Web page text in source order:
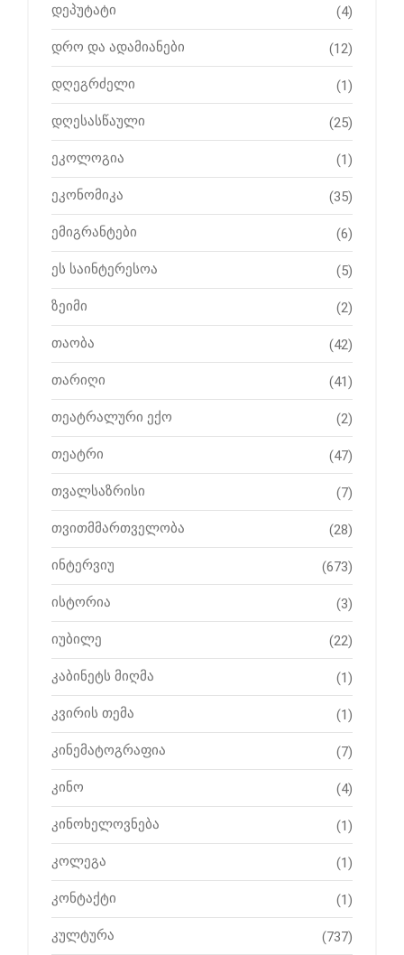
დეპუტატი (4)
დრო და ადამიანები (12)
დღეგრძელი (1)
დღესასწაული (25)
ეკოლოგია (1)
ეკონომიკა (35)
ემიგრანტები (6)
ეს საინტერესოა (5)
ზეიმი (2)
თაობა (42)
თარიღი (41)
თეატრალური ექო (2)
თეატრი (47)
თვალსაზრისი (7)
თვითმმართველობა (28)
ინტერვიუ (673)
ისტორია (3)
იუბილე (22)
კაბინეტს მიღმა (1)
კვირის თემა (1)
კინემატოგრაფია (7)
კინო (4)
კინოხელოვნება (1)
კოლეგა (1)
კონტაქტი (1)
კულტურა (737)